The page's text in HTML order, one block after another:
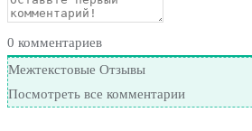
0 комментариев
Межтекстовые Отзывы
Посмотреть все комментарии